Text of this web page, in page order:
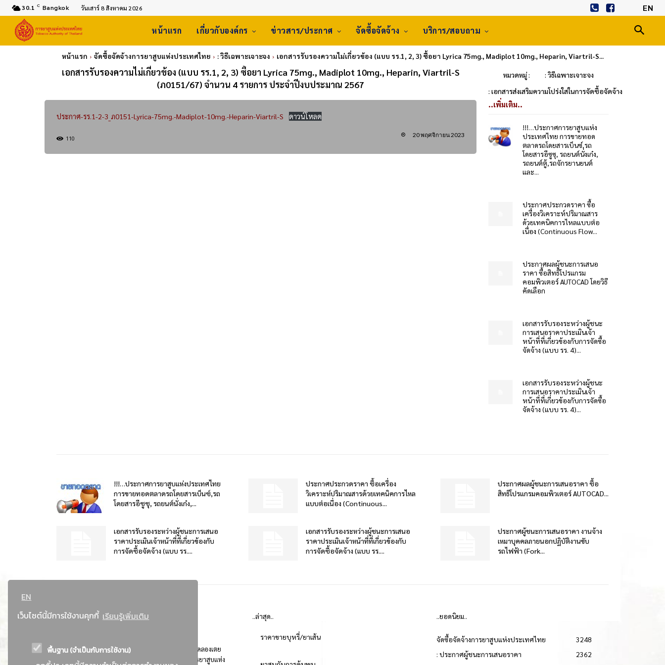
EN
เว็บไซต์นี้มีการใช้งานคุกกี้ เรียนรู้เพิ่มเติม
พื้นฐาน (จำเป็นกับการใช้งาน)
30.1 C Bangkok วันเสาร์ 8 สิงหาคม 2026 EN
หน้าแรก เกี่ยวกับองค์กร ข่าวสาร/ประกาศ จัดซื้อจัดจ้าง บริการ/สอบถาม
หน้าแรก จัดซื้อจัดจ้างการยาสูบแห่งประเทศไทย : วิธีเฉพาะเจาะจง เอกสารรับรองความไม่เกี่ยวข้อง (แบบ รร.1, 2, 3) ซื้อยา Lyrica 75mg., Madiplot 10mg., Heparin, Viartril-S...
เอกสารรับรองความไม่เกี่ยวข้อง (แบบ รร.1, 2, 3) ซื้อยา Lyrica 75mg., Madiplot 10mg., Heparin, Viartril-S
(ภ0151/67) จำนวน 4 รายการ ประจำปีงบประมาณ 2567
หมวดหมู่ :
: วิธีเฉพาะเจาะจง
: เอกสารส่งเสริมความโปร่งใสในการจัดซื้อจัดจ้าง
ประกาศ-รร.1-2-3_ภ0151-Lyrica-75mg.-Madiplot-10mg.-Heparin-Viartril-S ดาวน์โหลด
110 20 พฤศจิกายน 2023
..เพิ่มเติม..
!!!…ประกาศการยาสูบแห่ง
ประเทศไทย การขายทอด
ตลาดรถโดยสารเบ็นซ์,รถ
โดยสารอีซูซุ, รถยนต์นั่งเก๋ง,
รถยนต์ตู้,รถจักรยานยนต์
และ...
ประกาศประกวดราคา ซื้อ
เครื่องวิเคราะห์ปริมาณสาร
ด้วยเทคนิคการไหลแบบต่อ
เนื่อง (Continuous Flow...
ประกาศผลผู้ชนะการเสนอ
ราคา ซื้อสิทธิโปรแกรม
คอมพิวเตอร์ AUTOCAD โดยวิธี
คัดเลือก
เอกสารรับรองระหว่างผู้ชนะ
การเสนอราคาประเมินเจ้า
หน้าที่ที่เกี่ยวข้องกับการจัดซื้อ
จัดจ้าง (แบบ รร. 4)...
เอกสารรับรองระหว่างผู้ชนะ
การเสนอราคาประเมินเจ้า
หน้าที่ที่เกี่ยวข้องกับการจัดซื้อ
จัดจ้าง (แบบ รร. 4)...
!!!…ประกาศการยาสูบแห่งประเทศไทย
การขายทอดตลาดรถโดยสารเบ็นซ์,รถ
โดยสารอีซูซุ, รถยนต์นั่งเก๋ง,...
ประกาศประกวดราคา ซื้อเครื่อง
วิเคราะห์ปริมาณสารด้วยเทคนิคการไหล
แบบต่อเนื่อง (Continuous...
ประกาศผลผู้ชนะการเสนอราคา ซื้อ
สิทธิโปรแกรมคอมพิวเตอร์ AUTOCAD...
เอกสารรับรองระหว่างผู้ชนะการเสนอ
ราคาประเมินเจ้าหน้าที่ที่เกี่ยวข้องกับ
การจัดซื้อจัดจ้าง (แบบ รร....
เอกสารรับรองระหว่างผู้ชนะการเสนอ
ราคาประเมินเจ้าหน้าที่ที่เกี่ยวข้องกับ
การจัดซื้อจัดจ้าง (แบบ รร....
ประกาศผู้ชนะการเสนอราคา งานจ้าง
เหมาบุคคลภายนอกปฏิบัติงานขับ
รถไฟฟ้า (Fork...
ที่อยู่ : 184 ถนนพระรามที่ 4 แขวงคลองเตย เขตคลองเตย
กรุงเทพมหานคร 10110 ติดต่อประชาสัมพันธ์ การยาสูบแห่ง
..ล่าสุด..
ราคาขายบุหรี่/ยาเส้น
..ยอดนิยม..
จัดซื้อจัดจ้างการยาสูบแห่งประเทศไทย
3248
: ประกาศผู้ชนะการเสนอราคา
2362